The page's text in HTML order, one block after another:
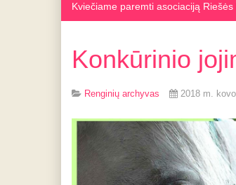
Kviečiame paremti asociaciją
Konkūrinio
Renginių archyvas 2018 m.